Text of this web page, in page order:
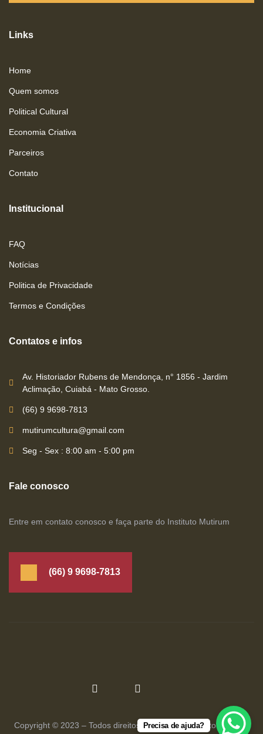
Links
Home
Quem somos
Political Cultural
Economia Criativa
Parceiros
Contato
Institucional
FAQ
Notícias
Politica de Privacidade
Termos e Condições
Contatos e infos
Av. Historiador Rubens de Mendonça, n° 1856 - Jardim
Aclimação, Cuiabá - Mato Grosso.
(66) 9 9698-7813
mutirumcultura@gmail.com
Seg - Sex : 8:00 am - 5:00 pm
Fale conosco
Entre em contato conosco e faça parte do Instituto Mutirum
(66) 9 9698-7813
Copyright © 2023 – Todos direitos reservados Instituto Mutirum
Precisa de ajuda?